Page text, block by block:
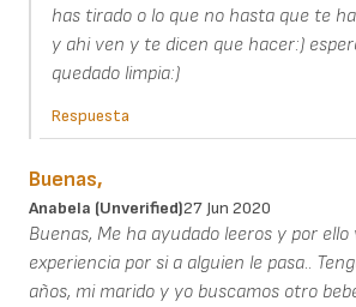
has tirado o lo que no hasta que te
y ahi ven y te dicen que hacer:)
quedado limpia:)
Respuesta
Buenas,
Anabela (unverified)27 Jun 2020
Buenas, Me ha ayudado leeros y por
experiencia por si a alguien le pasa..
años, mi marido y yo buscamos otro